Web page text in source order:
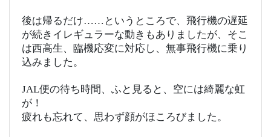
後は帰るだけ……というところで、飛行機の遅延
が続きイレギュラーな動きもありましたが、そこ
は西高生、臨機応変に対応し、無事飛行機に乗り
込みました。
JAL便の待ち時間、ふと見ると、空には綺麗な虹
が！
疲れも忘れて、思わず顔がほころびました。